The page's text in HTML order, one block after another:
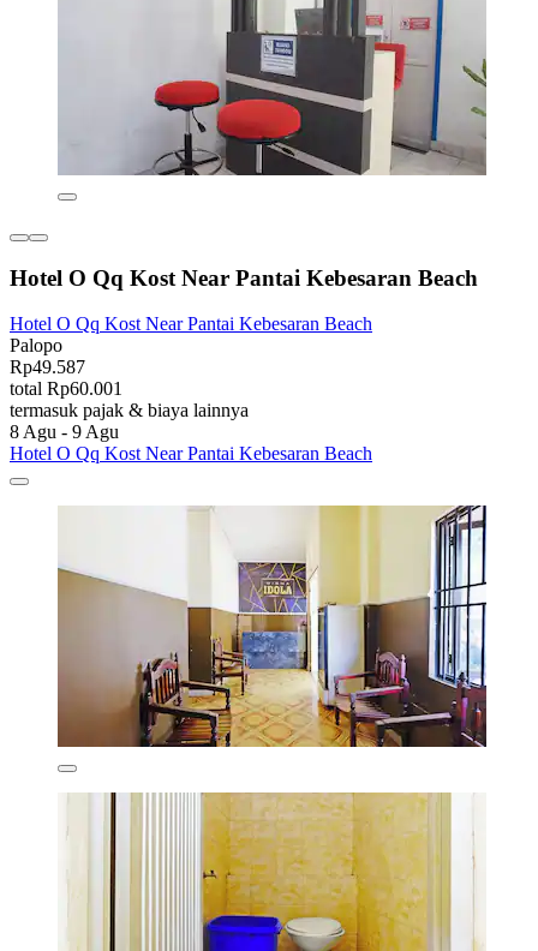
Hotel O Qq Kost Near Pantai Kebesaran Beach
Hotel O Qq Kost Near Pantai Kebesaran Beach
Palopo
Rp49.587
total Rp60.001
termasuk pajak & biaya lainnya
8 Agu - 9 Agu
Hotel O Qq Kost Near Pantai Kebesaran Beach